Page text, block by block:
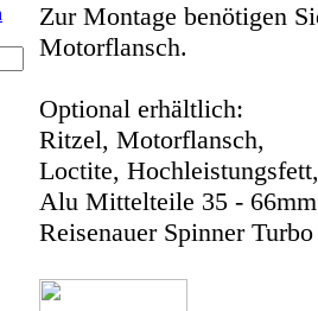
Zur Montage benötigen
Motorflansch.
Optional erhältlich:
Ritzel, Motorflansch,
Loctite,
Alu Mittelteile 35 -
Reisenauer Spinner